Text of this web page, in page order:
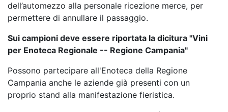
dell’automezzo alla personale ricezione merce, per
permettere di annullare il passaggio.
Sui campioni deve essere riportata la dicitura "Vini
per Enoteca Regionale -- Regione Campania"
Possono partecipare all'Enoteca della Regione
Campania anche le aziende già presenti con un
proprio stand alla manifestazione fieristica.